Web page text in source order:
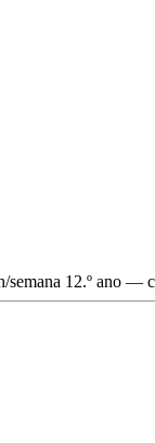
semana 12.º ano —